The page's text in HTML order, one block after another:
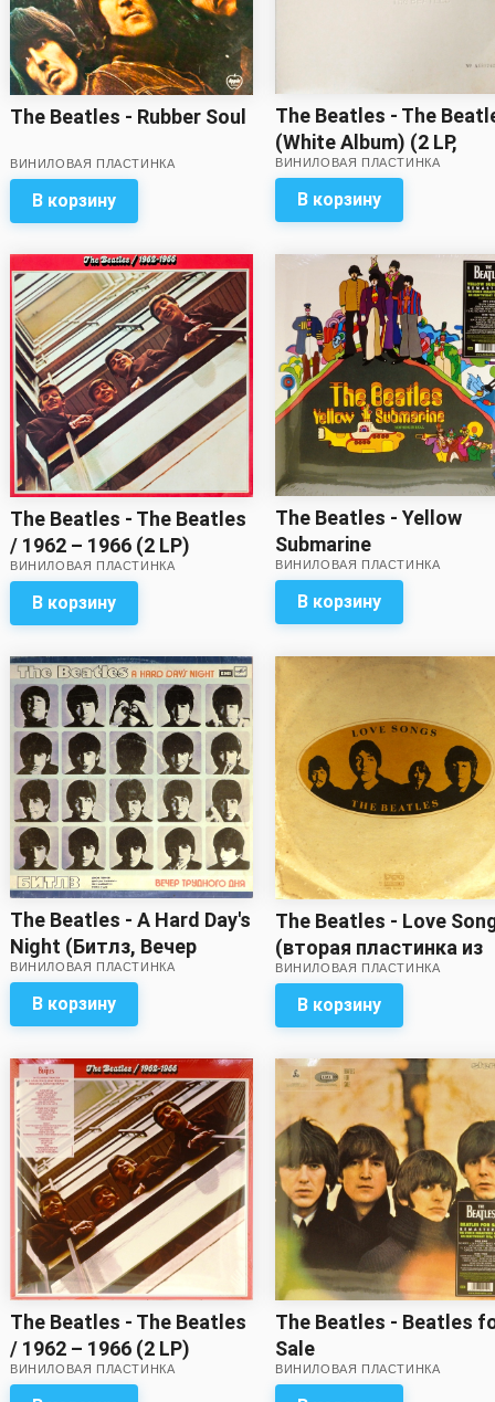
The Beatles - Rubber Soul
ВИНИЛОВАЯ ПЛАСТИНКА
В корзину
The Beatles - The
(White Album) (2 LP,
numbered) // Звук на
с минусом!
обложки – на четыре
вкладок – в
ВИНИЛОВАЯ ПЛАСТИНКА
В корзину
The Beatles - The Beatles
/ 1962 – 1966 (2 LP)
ВИНИЛОВАЯ ПЛАСТИНКА
В корзину
The Beatles - Yellow
Submarine
ВИНИЛОВАЯ ПЛАСТИНКА
В корзину
The Beatles - A Hard Day's
Night (Битлз, Вечер
трудного дня)
ВИНИЛОВАЯ ПЛАСТИНКА
В корзину
The Beatles - Love
(вторая пластинка из
двух!) // Хороший звук!
ВИНИЛОВАЯ ПЛАСТИНКА
В корзину
The Beatles - The Beatles
/ 1962 – 1966 (2 LP)
ВИНИЛОВАЯ ПЛАСТИНКА
The Beatles - Beatles
Sale
ВИНИЛОВАЯ ПЛАСТИНКА